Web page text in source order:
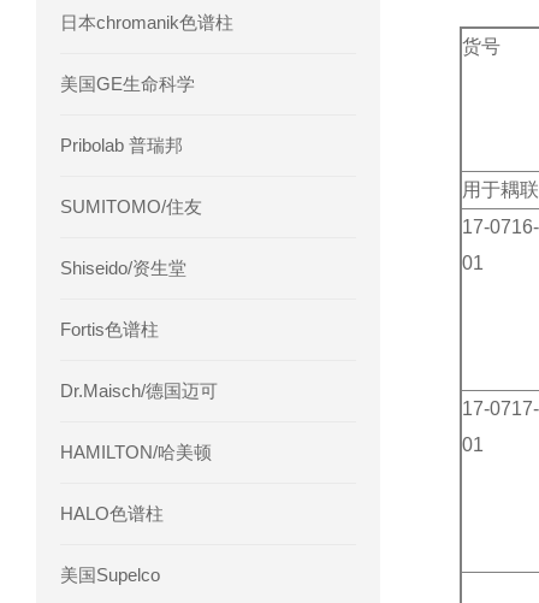
日本chromanik色谱柱
美国GE生命科学
Pribolab 普瑞邦
SUMITOMO/住友
Shiseido/资生堂
Fortis色谱柱
Dr.Maisch/德国迈可
HAMILTON/哈美顿
HALO色谱柱
美国Supelco
货号
用于耦
17-0716-
01
17-0717-
01